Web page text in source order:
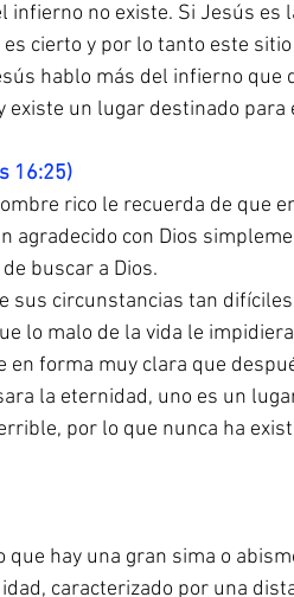
infierno no existe. Si Jesús es
cierto y por lo tanto este
hablo más del infierno que
existe un lugar destinado para
16:25)
rico le recuerda de que
agradecido con Dios
buscar a Dios.
sus circunstancias tan
lo malo de la vida le
en forma muy clara que
la eternidad, uno es un
por lo que nunca ha
hay una gran sima o
caracterizado por una